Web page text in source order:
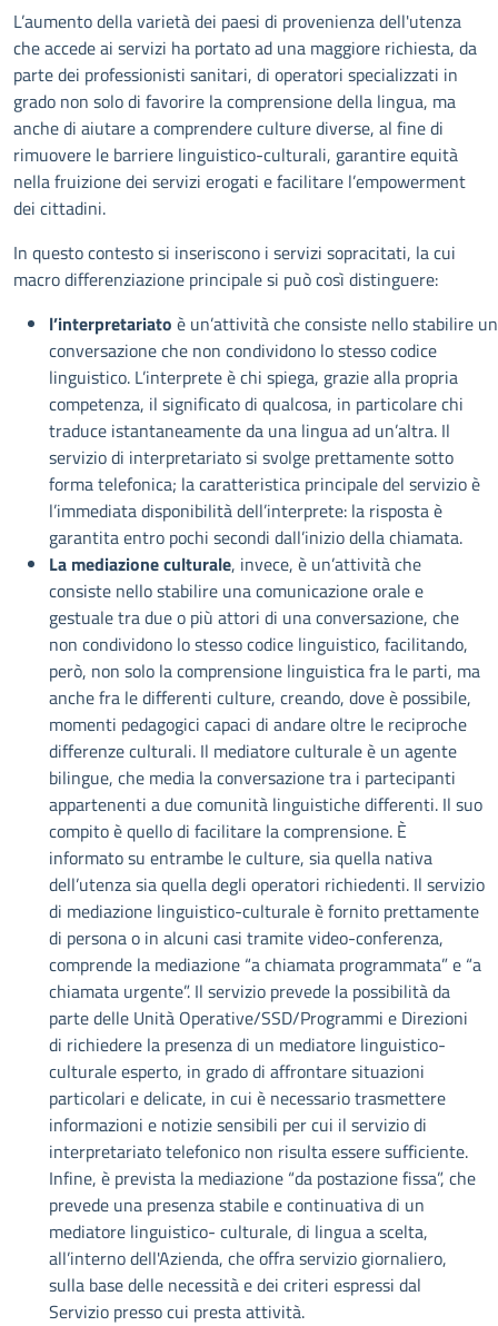
L’aumento della varietà dei paesi di provenienza dell'utenza
che accede ai servizi ha portato ad una maggiore richiesta, da
parte dei professionisti sanitari, di operatori specializzati in
grado non solo di favorire la comprensione della lingua, ma
anche di aiutare a comprendere culture diverse, al fine di
rimuovere le barriere linguistico-culturali, garantire equità
nella fruizione dei servizi erogati e facilitare l’empowerment
dei cittadini.
In questo contesto si inseriscono i servizi sopracitati, la cui
macro differenziazione principale si può così distinguere:
l’interpretariato è un’attività che consiste nello stabilire
conversazione che non condividono lo stesso codice
linguistico. L’interprete è chi spiega, grazie alla propria
competenza, il significato di qualcosa, in particolare chi
traduce istantaneamente da una lingua ad un’altra. Il
servizio di interpretariato si svolge prettamente sotto
forma telefonica; la caratteristica principale del servizio è
l’immediata disponibilità dell’interprete: la risposta è
garantita entro pochi secondi dall’inizio della chiamata.
La mediazione culturale, invece, è un’attività che
consiste nello stabilire una comunicazione orale e
gestuale tra due o più attori di una conversazione, che
non condividono lo stesso codice linguistico, facilitando,
però, non solo la comprensione linguistica fra le parti, ma
anche fra le differenti culture, creando, dove è possibile,
momenti pedagogici capaci di andare oltre le reciproche
differenze culturali. Il mediatore culturale è un agente
bilingue, che media la conversazione tra i partecipanti
appartenenti a due comunità linguistiche differenti. Il suo
compito è quello di facilitare la comprensione. È
informato su entrambe le culture, sia quella nativa
dell’utenza sia quella degli operatori richiedenti. Il servizio
di mediazione linguistico-culturale è fornito prettamente
di persona o in alcuni casi tramite video-conferenza,
comprende la mediazione “a chiamata programmata” e “a
chiamata urgente”. Il servizio prevede la possibilità da
parte delle Unità Operative/SSD/Programmi e Direzioni
di richiedere la presenza di un mediatore linguistico-
culturale esperto, in grado di affrontare situazioni
particolari e delicate, in cui è necessario trasmettere
informazioni e notizie sensibili per cui il servizio di
interpretariato telefonico non risulta essere sufficiente.
Infine, è prevista la mediazione “da postazione fissa”, che
prevede una presenza stabile e continuativa di un
mediatore linguistico- culturale, di lingua a scelta,
all’interno dell'Azienda, che offra servizio giornaliero,
sulla base delle necessità e dei criteri espressi dal
Servizio presso cui presta attività.